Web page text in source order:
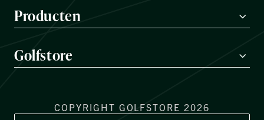
Producten
Golfstore
COPYRIGHT GOLFSTORE 2026